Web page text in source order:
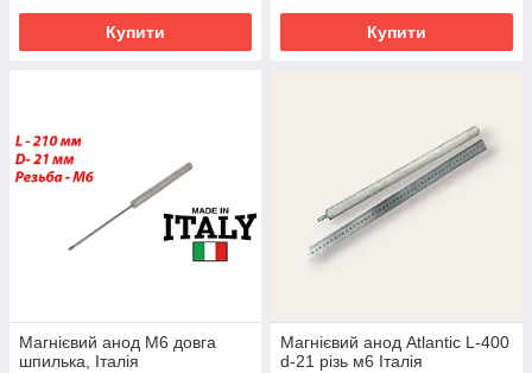
Купити Купити
Магнієвий анод М6 довга
шпилька, Італія
Магнієвий анод Atlantic L-400
d-21 різь м6 Італія